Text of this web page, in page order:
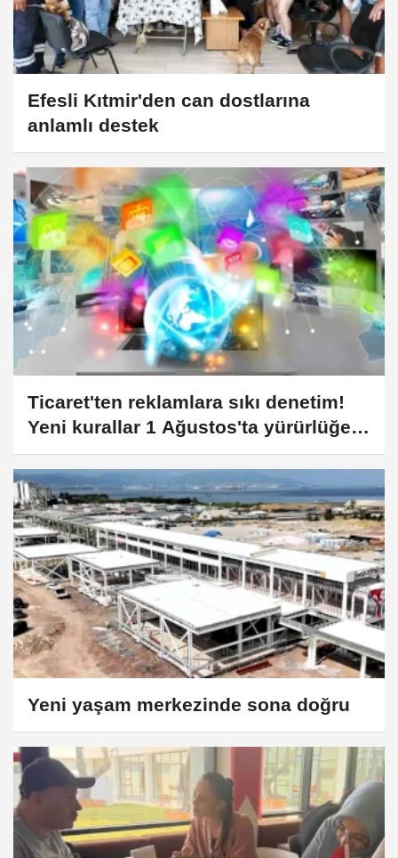
Efesli Kıtmir'den can dostlarına
anlamlı destek
Ticaret'ten reklamlara sıkı denetim!
Yeni kurallar 1 Ağustos'ta yürürlüğe
giriyor
Yeni yaşam merkezinde sona doğru